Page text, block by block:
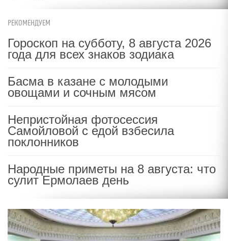
РЕКОМЕНДУЕМ
Гороскоп на субботу, 8 августа 2026
года для всех знаков зодиака
Басма в казане с молодыми
овощами и сочным мясом
Непристойная фотосессия
Самойловой с едой взбесила
поклонников
Народные приметы на 8 августа: что
сулит Ермолаев день